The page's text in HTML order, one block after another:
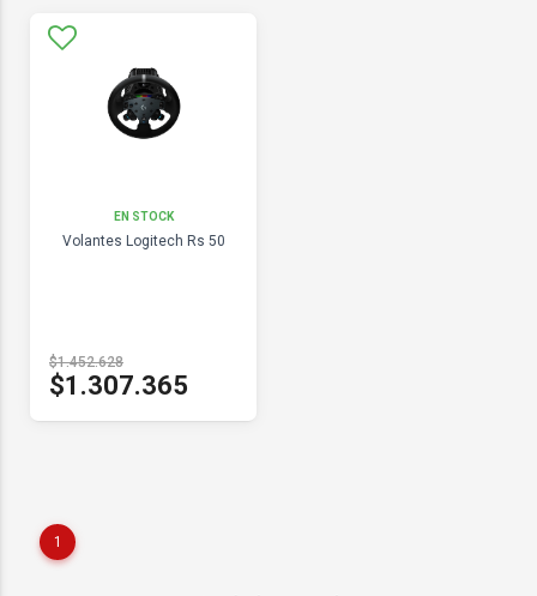
EN STOCK
Volantes Logitech Rs 50
$1.452.628
$1.307.365
1